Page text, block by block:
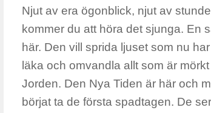
Njut av era ögonblick, njut av
kommer du att höra det sjunga. En
här. Den vill sprida ljuset som nu
läka och omvandla allt som är
Jorden. Den Nya Tiden är här och
börjat ta de första spadtagen. De